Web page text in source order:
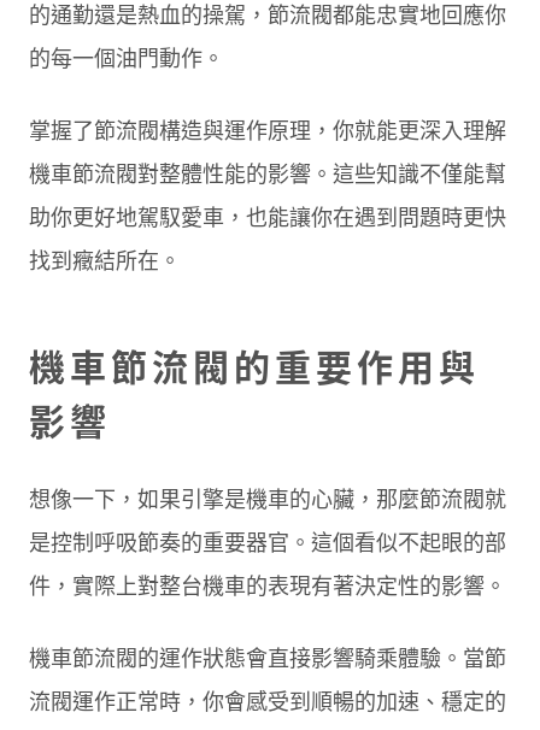
的通勤還是熱血的操駕，節流閥都能忠實地回應你
的每一個油門動作。
掌握了節流閥構造與運作原理，你就能更深入理解
機車節流閥對整體性能的影響。這些知識不僅能幫
助你更好地駕馭愛車，也能讓你在遇到問題時更快
找到癥結所在。
機車節流閥的重要作用與
影響
想像一下，如果引擎是機車的心臟，那麼節流閥就
是控制呼吸節奏的重要器官。這個看似不起眼的部
件，實際上對整台機車的表現有著決定性的影響。
機車節流閥的運作狀態會直接影響騎乘體驗。當節
流閥運作正常時，你會感受到順暢的加速、穩定的